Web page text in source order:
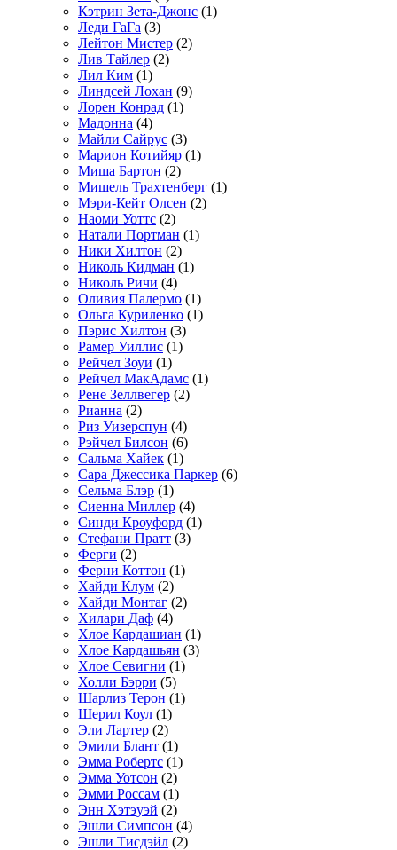
Кэтрин Зета-Джонс (1)
Леди ГаГа (3)
Лейтон Мистер (2)
Лив Тайлер (2)
Лил Ким (1)
Линдсей Лохан (9)
Лорен Конрад (1)
Мадонна (4)
Майли Сайрус (3)
Марион Котийяр (1)
Миша Бартон (2)
Мишель Трахтенберг (1)
Мэри-Кейт Олсен (2)
Наоми Уоттс (2)
Натали Портман (1)
Ники Хилтон (2)
Николь Кидман (1)
Николь Ричи (4)
Оливия Палермо (1)
Ольга Куриленко (1)
Пэрис Хилтон (3)
Рамер Уиллис (1)
Рейчел Зоуи (1)
Рейчел МакАдамс (1)
Рене Зеллвегер (2)
Рианна (2)
Риз Уизерспун (4)
Рэйчел Билсон (6)
Сальма Хайек (1)
Сара Джессика Паркер (6)
Сельма Блэр (1)
Сиенна Миллер (4)
Синди Кроуфорд (1)
Стефани Пратт (3)
Ферги (2)
Ферни Коттон (1)
Хайди Клум (2)
Хайди Монтаг (2)
Хилари Даф (4)
Хлое Кардашиан (1)
Хлое Кардашьян (3)
Хлое Севигни (1)
Холли Бэрри (5)
Шарлиз Терон (1)
Шерил Коул (1)
Эли Лартер (2)
Эмили Блант (1)
Эмма Робертс (1)
Эмма Уотсон (2)
Эмми Россам (1)
Энн Хэтэуэй (2)
Эшли Симпсон (4)
Эшли Тисдэйл (2)